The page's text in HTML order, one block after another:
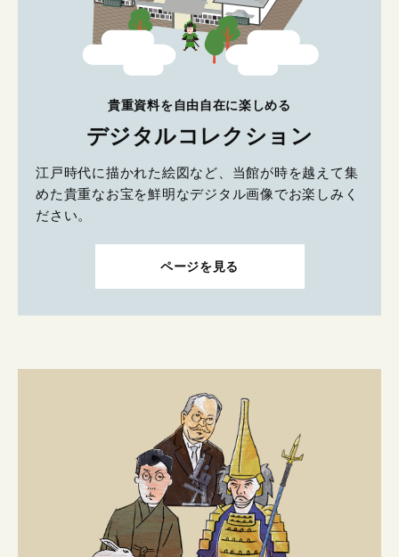
貴重資料を自由自在に楽しめる
デジタルコレクション
江戸時代に描かれた絵図など、当館が時を越えて集
めた貴重なお宝を鮮明なデジタル画像でお楽しみく
ださい。
ページを見る